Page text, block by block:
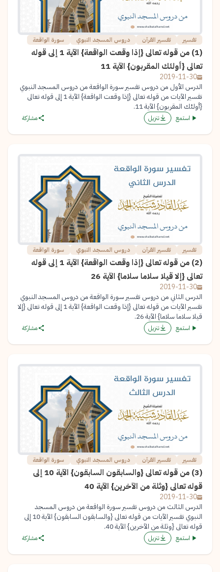
تفسير تفسير القرآن دروس المسجد النبوي سورة الواقعة
(1) من قوله تعالى {إذا وقعت الواقعة} الآية 1 إلى قوله
تعالى {أولئك المقربون} الآية 11
2019-11-30
الدرس الأول من دروس تفسير سورة الواقعة من دروس المسجد النبوي
تفسير الآيات من قوله تعالى {إذا وقعت الواقعة} الآية 1 إلى قوله تعالى
{أولئك المقربون} الآية 11.
استمع تنزيل مشاركة
تفسير تفسير القرآن دروس المسجد النبوي سورة الواقعة
(2) من قوله تعالى {إذا وقعت الواقعة} الآية 1 إلى قوله
تعالى {إلا قيلا سلاما سلاما} الآية 26
2019-11-30
الدرس الثاني من دروس تفسير سورة الواقعة من دروس المسجد النبوي
تفسير الآيات من قوله تعالى {إذا وقعت الواقعة} الآية 1 إلى قوله تعالى {إلا
قيلا سلاما سلاما} الآية 26.
استمع تنزيل مشاركة
تفسير تفسير القرآن دروس المسجد النبوي سورة الواقعة
(3) من قوله تعالى {والسابقون السابقون} الآية 10 إلى
قوله تعالى {وثلة من الآخرين} الآية 40
2019-11-30
الدرس الثالث من دروس تفسير سورة الواقعة من دروس المسجد
النبوي تفسير الآيات من قوله تعالى {والسابقون السابقون} الآية 10 إلى
قوله تعالى {وثلة من الآخرين} الآية 40.
استمع تنزيل مشاركة